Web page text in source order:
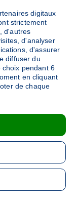
ME
digitaux
strictement
d'autres
d'analyser
d'assurer
diffuser du
choix pendant 6
en cliquant
de chaque